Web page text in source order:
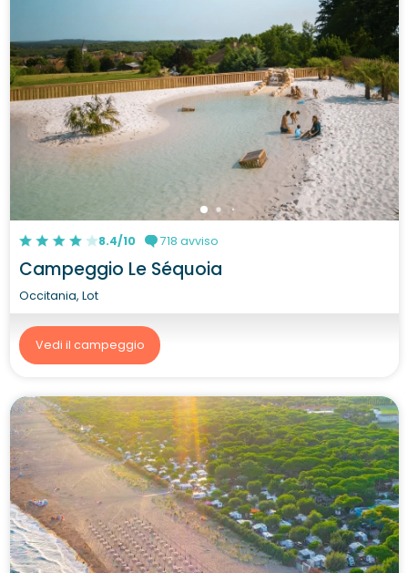
8.4/10 718 avviso
Campeggio Le Séquoia
Occitania, Lot
Vedi il campeggio